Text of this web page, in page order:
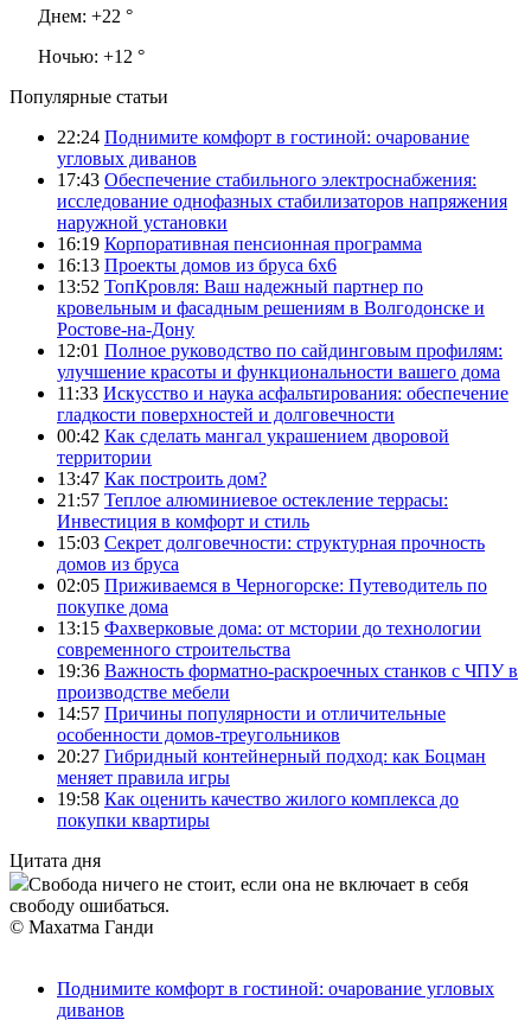
Днем: +22 °
Ночью: +12 °
Популярные статьи
22:24 Поднимите комфорт в гостиной: очарование
угловых диванов
17:43 Обеспечение стабильного электроснабжения:
исследование однофазных стабилизаторов напряжения
наружной установки
16:19 Корпоративная пенсионная программа
16:13 Проекты домов из бруса 6х6
13:52 ТопКровля: Ваш надежный партнер по
кровельным и фасадным решениям в Волгодонске и
Ростове-на-Дону
12:01 Полное руководство по сайдинговым профилям:
улучшение красоты и функциональности вашего дома
11:33 Искусство и наука асфальтирования: обеспечение
гладкости поверхностей и долговечности
00:42 Как сделать мангал украшением дворовой
территории
13:47 Как построить дом?
21:57 Теплое алюминиевое остекление террасы:
Инвестиция в комфорт и стиль
15:03 Секрет долговечности: структурная прочность
домов из бруса
02:05 Приживаемся в Черногорске: Путеводитель по
покупке дома
13:15 Фахверковые дома: от мстории до технологии
современного строительства
19:36 Важность форматно-раскроечных станков с ЧПУ в
производстве мебели
14:57 Причины популярности и отличительные
особенности домов-треугольников
20:27 Гибридный контейнерный подход: как Боцман
меняет правила игры
19:58 Как оценить качество жилого комплекса до
покупки квартиры
Цитата дня
Свобода ничего не стоит, если она не включает в себя
свободу ошибаться.
© Махатма Ганди
Поднимите комфорт в гостиной: очарование угловых
диванов